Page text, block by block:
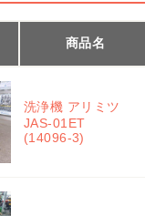
商品名
洗浄機 アリミツ
JAS-01ET
(14096-3)